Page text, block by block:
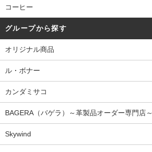
コーヒー
グループから探す
オリジナル商品
ル・ボナー
カンダミサコ
BAGERA（バゲラ）～革製品オーダー専門店～
Skywind